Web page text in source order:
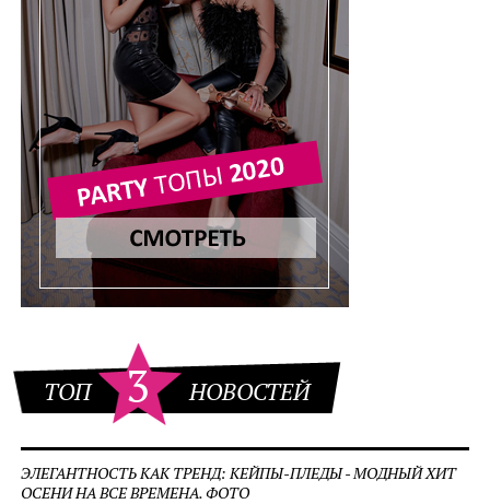
ТОП 3 НОВОСТЕЙ
ЭЛЕГАНТНОСТЬ КАК ТРЕНД: КЕЙПЫ-ПЛЕДЫ - МОДНЫЙ ХИТ
ОСЕНИ НА ВСЕ ВРЕМЕНА. ФОТО